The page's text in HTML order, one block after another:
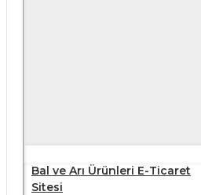
Bal ve Arı Ürünleri E-Ticaret
Sitesi